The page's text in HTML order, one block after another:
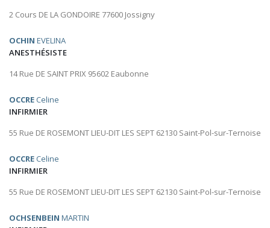
2 Cours DE LA GONDOIRE 77600 Jossigny
OCHIN EVELINA
ANESTHÉSISTE
14 Rue DE SAINT PRIX 95602 Eaubonne
OCCRE Celine
INFIRMIER
55 Rue DE ROSEMONT LIEU-DIT LES SEPT 62130 Saint-Pol-sur-Ternoise
OCCRE Celine
INFIRMIER
55 Rue DE ROSEMONT LIEU-DIT LES SEPT 62130 Saint-Pol-sur-Ternoise
OCHSENBEIN MARTIN